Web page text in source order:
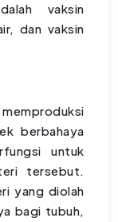
vaksin
dan vaksin
berbahaya
untuk
tersebut.
yang diolah
bagi tubuh,